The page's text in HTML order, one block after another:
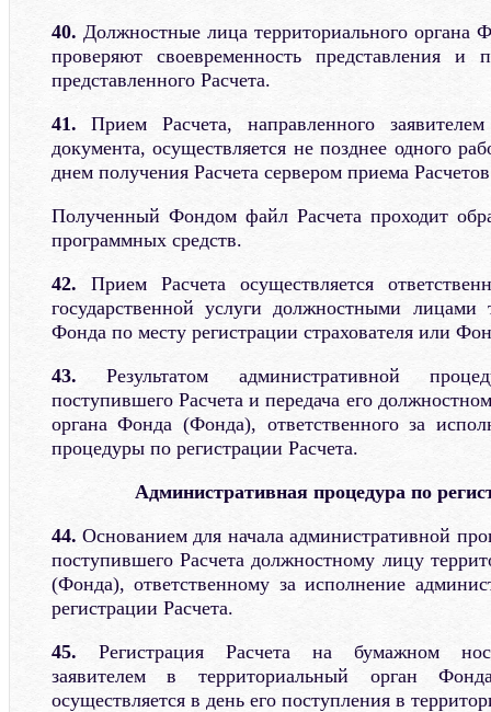
40. Должностные лица территориального органа
проверяют своевременность представления и
представленного Расчета.
41. Прием Расчета, направленного
документа, осуществляется не позднее одного
днем получения Расчета сервером приема
Полученный Фондом файл Расчета проходит
программных средств.
42. Прием Расчета осуществляется
государственной услуги должностными лицами
Фонда по месту регистрации страхователя или
43. Результатом административной
поступившего Расчета и передача его
органа Фонда (Фонда), ответственного за
процедуры по регистрации Расчета.
Административная процедура по
44. Основанием для начала административной
поступившего Расчета должностному лицу
(Фонда), ответственному за исполнение
регистрации Расчета.
45. Регистрация Расчета на бумажном
заявителем в территориальный орган
осуществляется в день его поступления в